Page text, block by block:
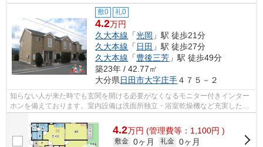
敷0 礼0
4.2万円
久大本線 「光岡 」駅 徒歩21分
久大本線 「 日田 」駅 徒歩27分
久大本線 「豊後三芳 」駅 徒歩49分
築23年 / 42.77㎡
大分県日田市大字庄手４７５－２
知らない人が来た時でも玄関を開ける必要がなくなるモニター付きインター
ホンを備えております。室内設備は洗面所独立・浴室乾燥機など充実した設
4.2万円 (管理費等：1,100円 )
敷金 0ヶ月 礼金 0ヶ月